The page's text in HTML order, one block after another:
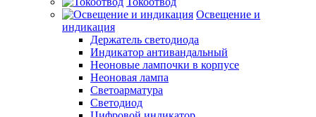
Освещение и
индикация
Держатель светодиода
Индикатор антивандальный
Неоновые лампочки в корпусе
Неоновая лампа
Светоарматура
Светодиод